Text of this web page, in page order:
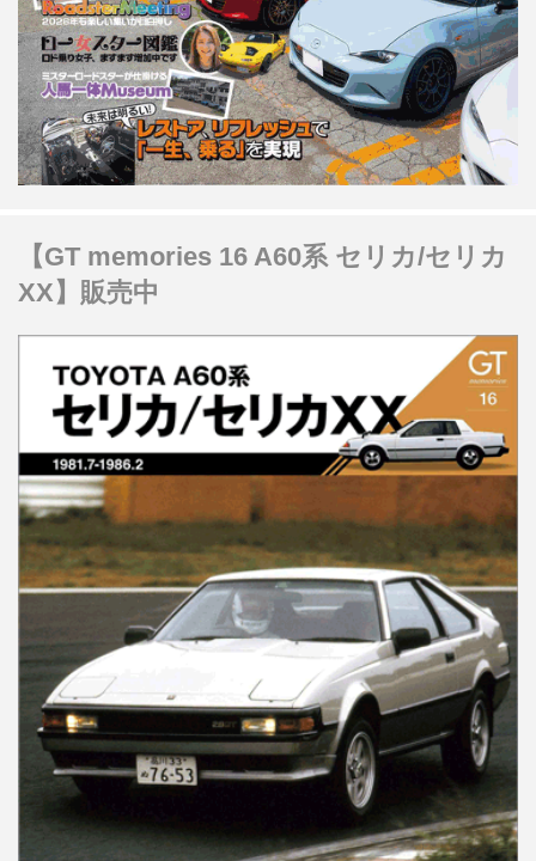
【GT memories 16 A60系 セリカ/セリカ
XX】販売中